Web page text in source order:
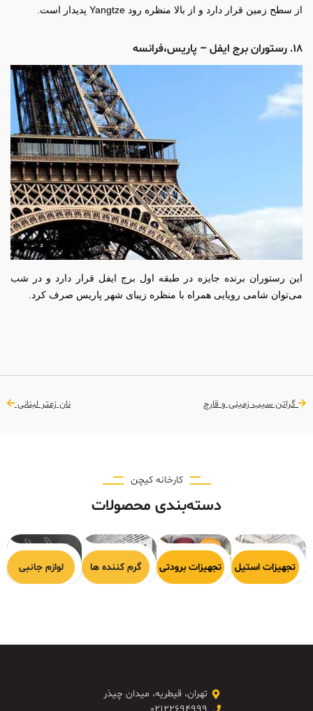
از سطح زمین قرار دارد و از بالا منظره رود Yangtze پدیدار است.
۱۸. رستوران برج ایفل – پاریس،فرانسه
این رستوران برنده جایزه در طبقه اول برج ایفل قرار دارد و در شب
می‌توان شامی رویایی همراه با منظره زیبای شهر پاریس صرف کرد.
گراتن سیب زمینی و قارچ‬ نان زعتر لبنانی
کارخانه کیچن
دسته‌بندی محصولات
پخت
تجهیزات استیل
تجهیزات برودتی گرم کننده ها لوازم جانبی
تهران، قیطریه، میدان چیذر